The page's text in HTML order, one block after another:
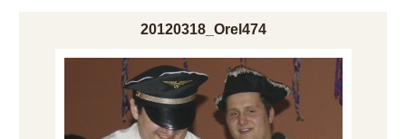
20120318_Orel474